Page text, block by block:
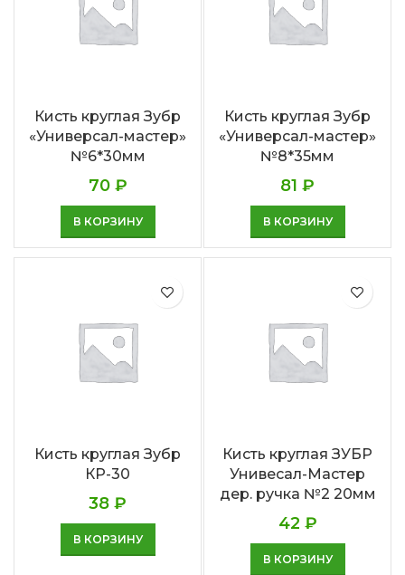
Кисть круглая Зубр
«Универсал-мастер»
№6*30мм
70 ₽
В КОРЗИНУ
Кисть круглая Зубр
«Универсал-мастер»
№8*35мм
81 ₽
В КОРЗИНУ
Кисть круглая Зубр
КР-30
38 ₽
В КОРЗИНУ
Кисть круглая ЗУБР
Унивесал-Мастер
дер. ручка №2 20мм
42 ₽
В КОРЗИНУ